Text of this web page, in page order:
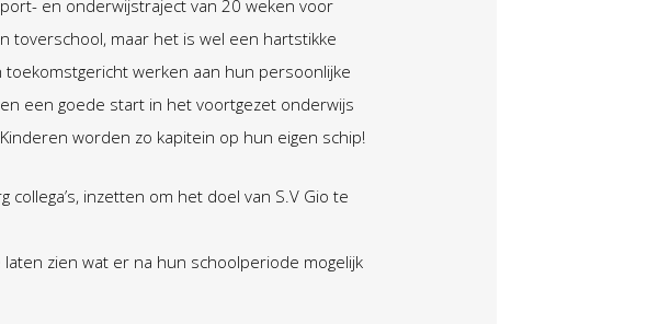
en onderwijstraject van 20 weken voor
toverschool, maar het is wel een hartstikke
werken aan hun persoonlijke
een goede start in het voortgezet onderwijs
worden zo kapitein op hun eigen schip!
inzetten om het doel van S.V Gio te
zien wat er na hun schoolperiode mogelijk